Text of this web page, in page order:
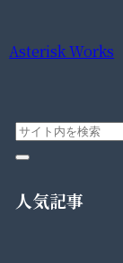
Asterisk Works
人気記事